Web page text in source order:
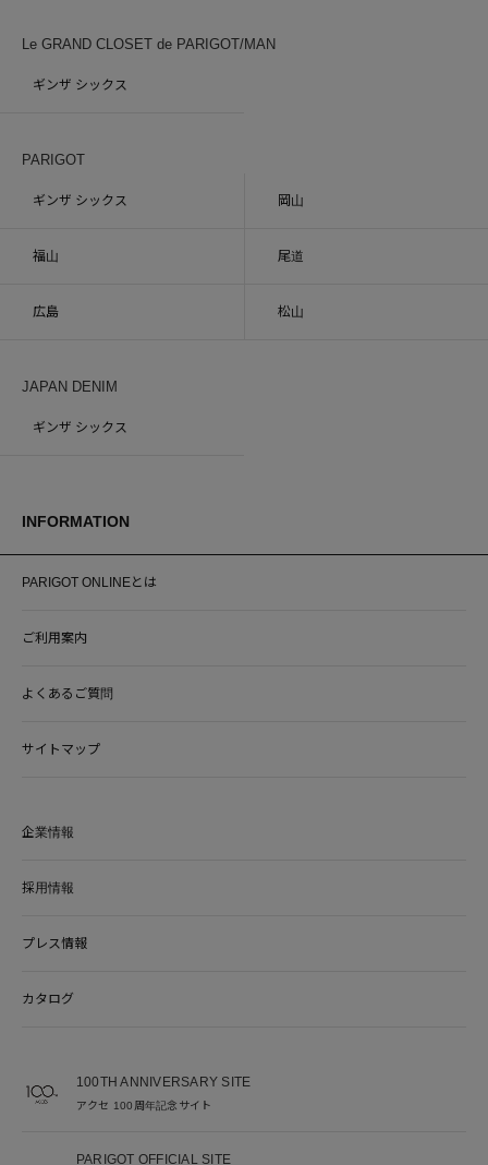
Le GRAND CLOSET de PARIGOT/MAN
ギンザ シックス
PARIGOT
ギンザ シックス 岡山
福山 尾道
広島 松山
JAPAN DENIM
ギンザ シックス
INFORMATION
PARIGOT ONLINEとは
ご利用案内
よくあるご質問
サイトマップ
企業情報
採用情報
プレス情報
カタログ
100TH ANNIVERSARY SITE
アクセ 100周年記念サイト
PARIGOT OFFICIAL SITE